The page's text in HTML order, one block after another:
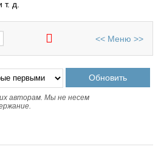
д.
<< Меню >>
авторам. Мы не несем